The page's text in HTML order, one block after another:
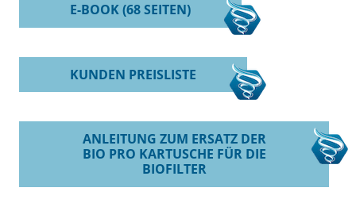
E-BOOK (68 SEITEN)
KUNDEN PREISLISTE
ANLEITUNG ZUM ERSATZ DER
BIO PRO KARTUSCHE FÜR DIE
BIOFILTER